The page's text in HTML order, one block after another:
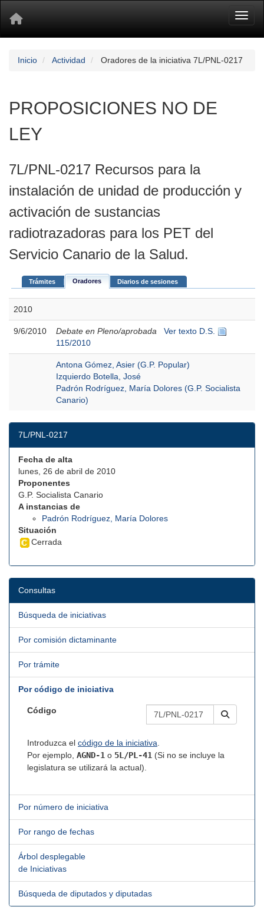
Inicio Actividad Oradores de la iniciativa 7L/PNL-0217
PROPOSICIONES NO DE
LEY
7L/PNL-0217 Recursos para la
instalación de unidad de producción y
activación de sustancias
radiotrazadoras para los PET del
Servicio Canario de la Salud.
Trámites Oradores Diarios de sesiones
2010
9/6/2010 Debate en Pleno/aprobada
Ver texto D.S.
115/2010
Antona Gómez, Asier (G.P. Popular)
Izquierdo Botella, José
Padrón Rodríguez, María Dolores (G.P. Socialista
Canario)
7L/PNL-0217
Fecha de alta
lunes, 26 de abril de 2010
Proponentes
G.P. Socialista Canario
A instancias de
Padrón Rodríguez, María Dolores
Situación
Cerrada
Consultas
Búsqueda de iniciativas
Por comisión dictaminante
Por trámite
Por código de iniciativa
Código
Introduzca el código de la iniciativa.
Por ejemplo, AGND-1 o 5L/PL-41 (Si no se incluye la
legislatura se utilizará la actual).
Por número de iniciativa
Por rango de fechas
Árbol desplegable
de Iniciativas
Búsqueda de diputados y diputadas